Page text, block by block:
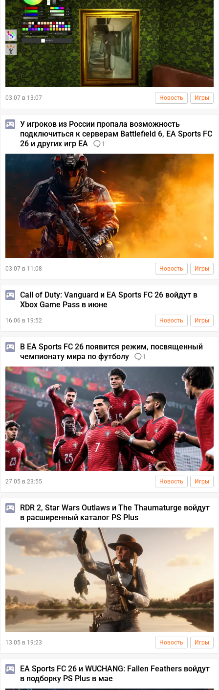
03.07 в 13:07 Новость Игры
У игроков из России пропала возможность
подключиться к серверам Battlefield 6, EA Sports FC
26 и других игр EA
1
03.07 в 11:08 Новость Игры
Call of Duty: Vanguard и EA Sports FC 26 войдут в
Xbox Game Pass в июне
16.06 в 19:52 Новость Игры
В EA Sports FC 26 появится режим, посвященный
чемпионату мира по футболу
1
27.05 в 23:55 Новость Игры
RDR 2, Star Wars Outlaws и The Thaumaturge войдут
в расширенный каталог PS Plus
13.05 в 19:23 Новость Игры
EA Sports FC 26 и WUCHANG: Fallen Feathers войдут
в подборку PS Plus в мае